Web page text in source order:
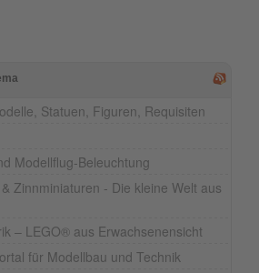
Statuen, Figuren, Requisiten
Modellflug-Beleuchtung
Zinnminiaturen - Die kleine Welt aus
– LEGO® aus Erwachsenensicht
für Modellbau und Technik